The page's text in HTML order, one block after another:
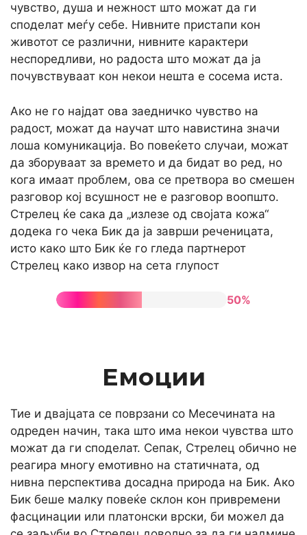
чувство, душа и нежност што можат да ги
споделат меѓу себе. Нивните пристапи кон
животот се различни, нивните карактери
неспоредливи, но радоста што можат да ја
почувствуваат кон некои нешта е сосема иста.
Ако не го најдат ова заедничко чувство на
радост, можат да научат што навистина значи
лоша комуникација. Во повеќето случаи, можат
да зборуваат за времето и да бидат во ред, но
кога имаат проблем, ова се претвора во смешен
разговор кој всушност не е разговор воопшто.
Стрелец ќе сака да „излезе од својата кожа“
додека го чека Бик да ја заврши реченицата,
исто како што Бик ќе го гледа партнерот
Стрелец како извор на сета глупост
50%
Емоции
Тие и двајцата се поврзани со Месечината на
одреден начин, така што има некои чувства што
можат да ги споделат. Сепак, Стрелец обично не
реагира многу емотивно на статичната, од
нивна перспектива досадна природа на Бик. Ако
Бик беше малку повеќе склон кон привремени
фасцинации или платонски врски, би можел да